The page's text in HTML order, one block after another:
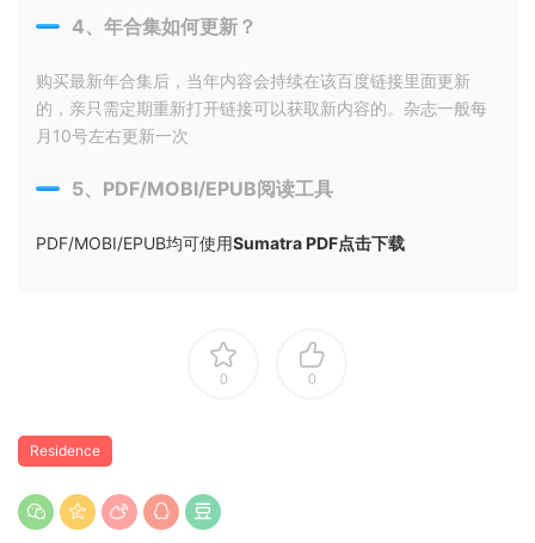
4、年合集如何更新？
购买最新年合集后，当年内容会持续在该百度链接里面更新
的，亲只需定期重新打开链接可以获取新内容的。杂志一般每
月10号左右更新一次
5、PDF/MOBI/EPUB阅读工具
PDF/MOBI/EPUB均可使用Sumatra PDF点击下载
0 0
Residence